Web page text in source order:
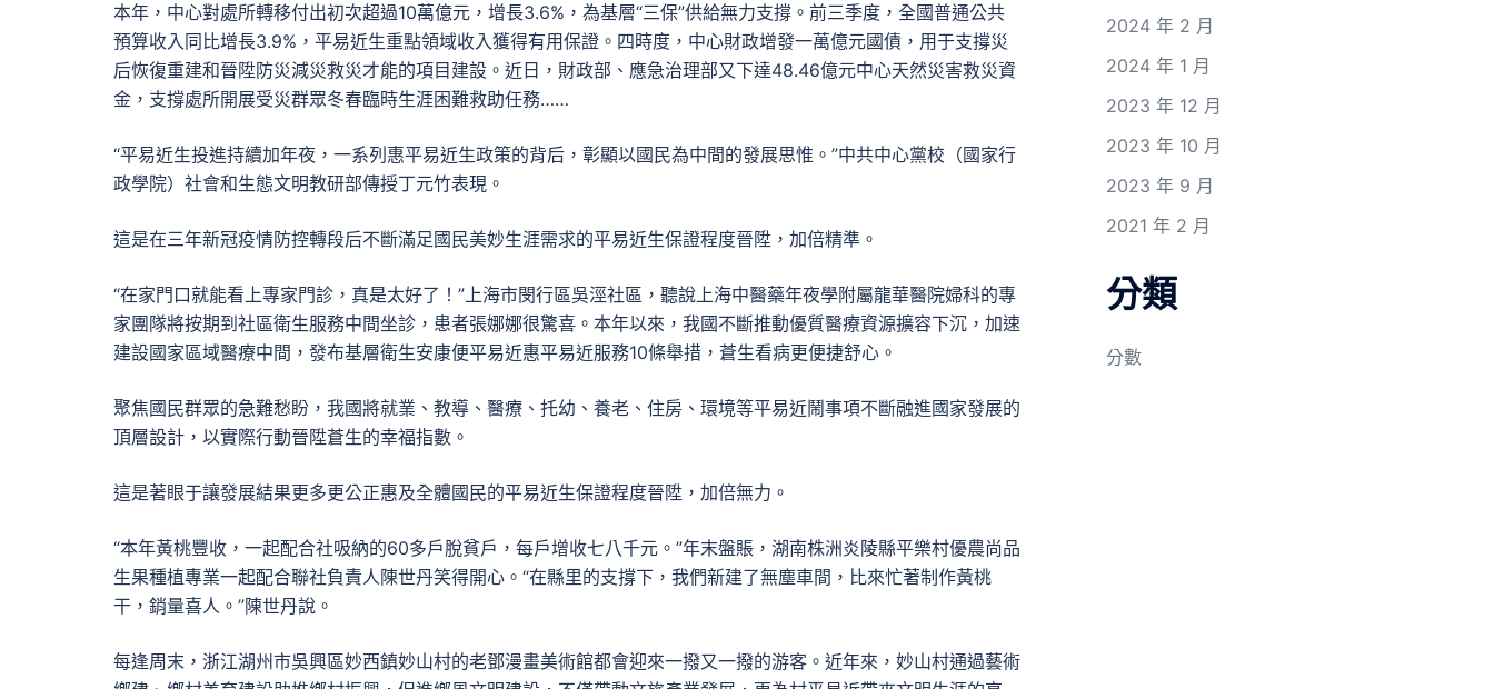
本年，中心對處所轉移付出初次超過10萬億元，增長3.6%，為基層“三保”供給無力支撐。前三季度，全國普通公共
預算收入同比增長3.9%，平易近生重點領域收入獲得有用保證。四時度，中心財政增發一萬億元國債，用于支撐災
后恢復重建和晉陞防災減災救災才能的項目建設。近日，財政部、應急治理部又下達48.46億元中心天然災害救災資
金，支撐處所開展受災群眾冬春臨時生涯困難救助任務……
“平易近生投進持續加年夜，一系列惠平易近生政策的背后，彰顯以國民為中間的發展思惟。”中共中心黨校（國家行
政學院）社會和生態文明教研部傳授丁元竹表現。
這是在三年新冠疫情防控轉段后不斷滿足國民美妙生涯需求的平易近生保證程度晉陞，加倍精準。
“在家門口就能看上專家門診，真是太好了！”上海市閔行區吳涇社區，聽說上海中醫藥年夜學附屬龍華醫院婦科的專
家團隊將按期到社區衛生服務中間坐診，患者張娜娜很驚喜。本年以來，我國不斷推動優質醫療資源擴容下沉，加速
建設國家區域醫療中間，發布基層衛生安康便平易近惠平易近服務10條舉措，蒼生看病更便捷舒心。
聚焦國民群眾的急難愁盼，我國將就業、教導、醫療、托幼、養老、住房、環境等平易近鬧事項不斷融進國家發展的
頂層設計，以實際行動晉陞蒼生的幸福指數。
這是著眼于讓發展結果更多更公正惠及全體國民的平易近生保證程度晉陞，加倍無力。
“本年黃桃豐收，一起配合社吸納的60多戶脫貧戶，每戶增收七八千元。”年末盤賬，湖南株洲炎陵縣平樂村優農尚品
生果種植專業一起配合聯社負責人陳世丹笑得開心。“在縣里的支撐下，我們新建了無塵車間，比來忙著制作黃桃
干，銷量喜人。”陳世丹說。
每逢周末，浙江湖州市吳興區妙西鎮妙山村的老鄧漫畫美術館都會迎來一撥又一撥的游客。近年來，妙山村通過藝術
2024 年 2 月
2024 年 1 月
2023 年 12 月
2023 年 10 月
2023 年 9 月
2021 年 2 月
分類
分數